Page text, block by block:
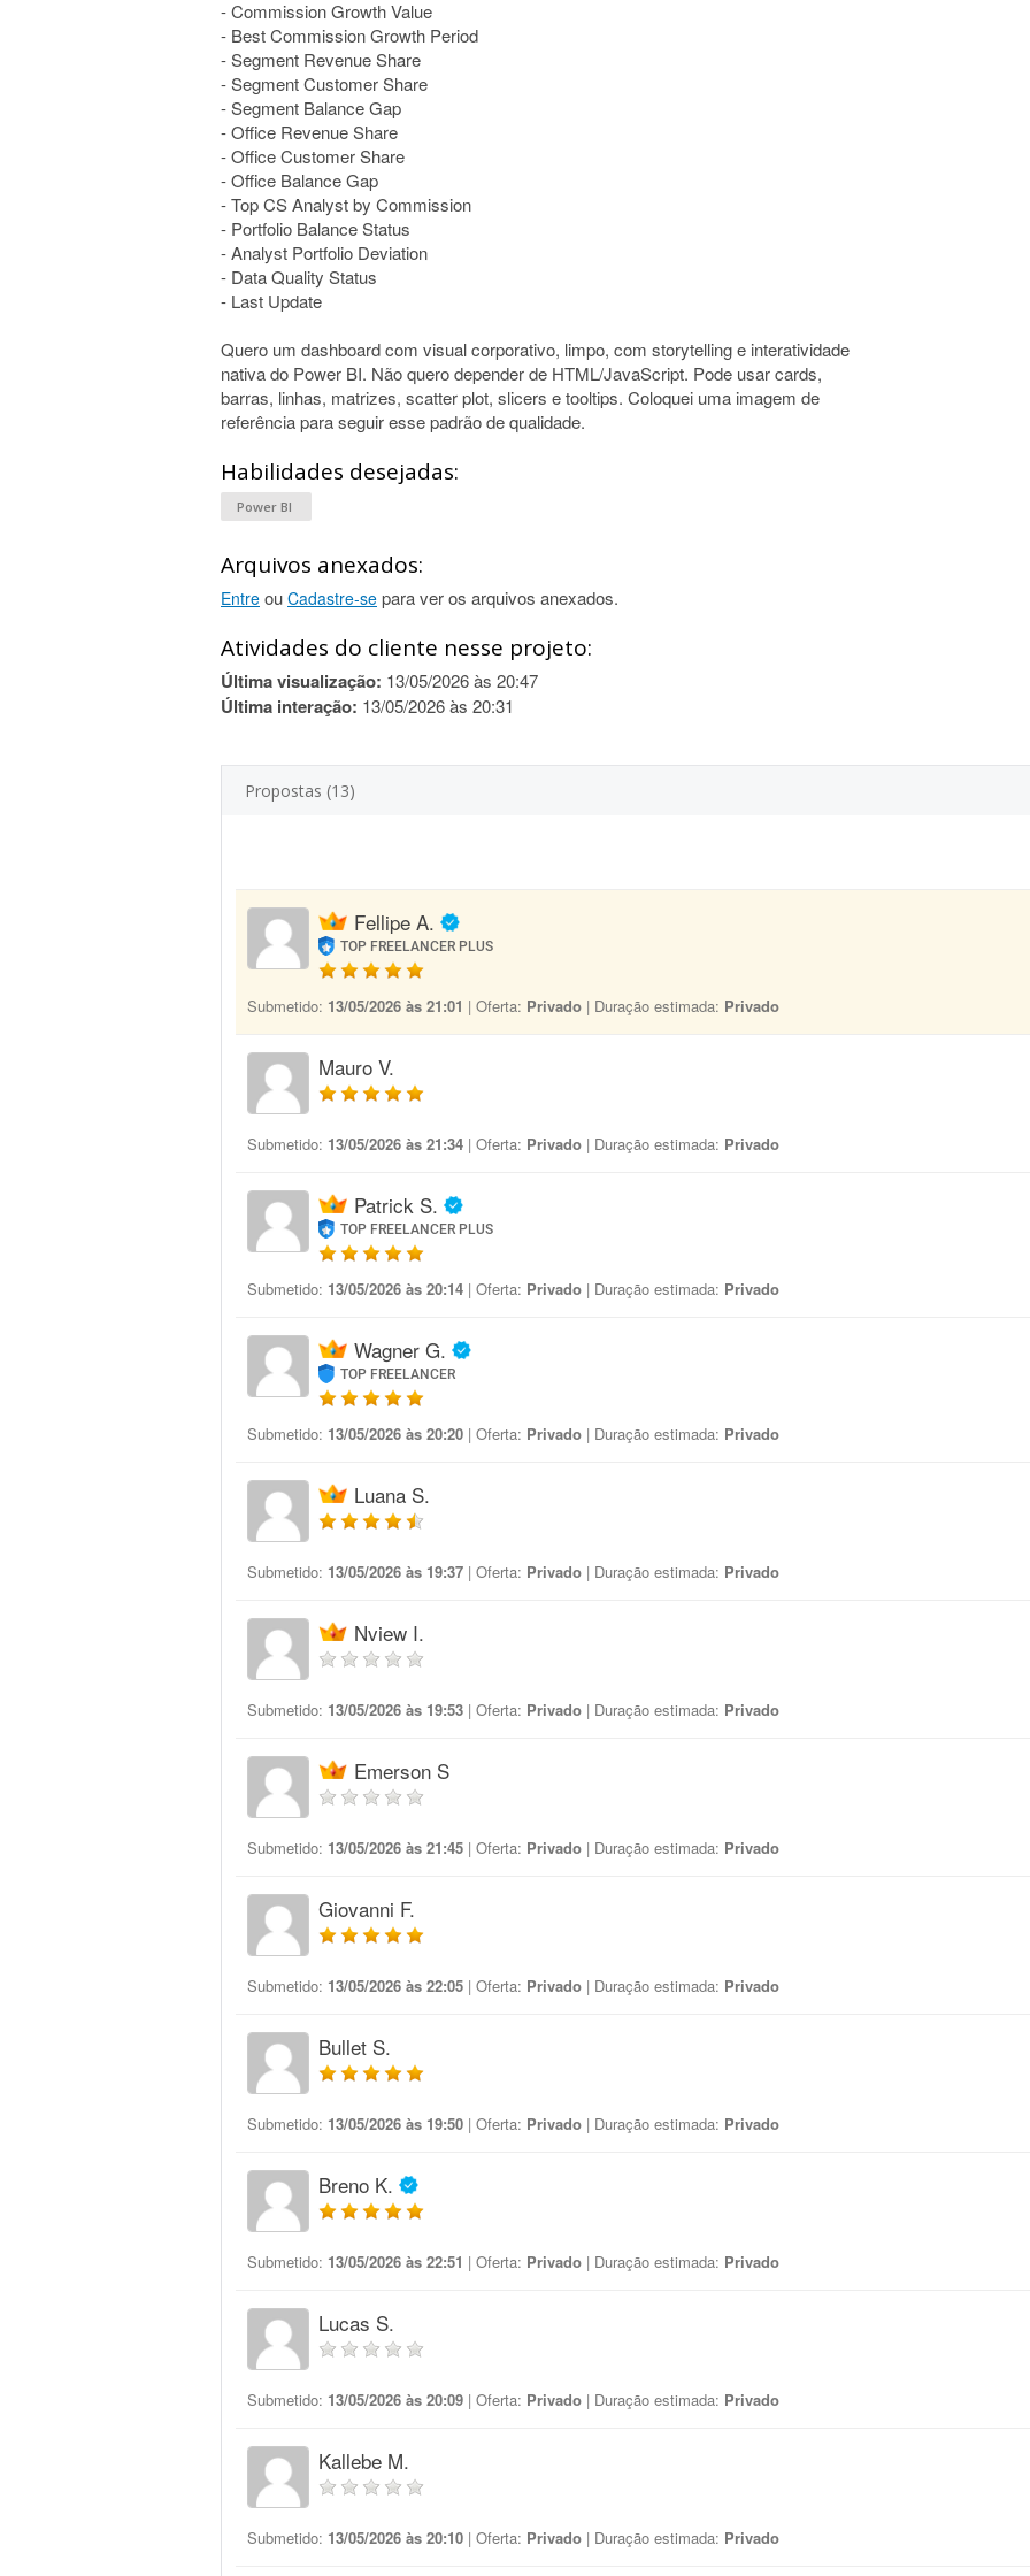
- Commission Growth Value
- Best Commission Growth Period
- Segment Revenue Share
- Segment Customer Share
- Segment Balance Gap
- Office Revenue Share
- Office Customer Share
- Office Balance Gap
- Top CS Analyst by Commission
- Portfolio Balance Status
- Analyst Portfolio Deviation
- Data Quality Status
- Last Update
Quero um dashboard com visual corporativo, limpo, com storytelling e interatividade
nativa do Power BI. Não quero depender de HTML/JavaScript. Pode usar cards,
barras, linhas, matrizes, scatter plot, slicers e tooltips. Coloquei uma imagem de
referência para seguir esse padrão de qualidade.
Habilidades desejadas:
Power BI
Arquivos anexados:
Entre ou Cadastre-se para ver os arquivos anexados.
Atividades do cliente nesse projeto:
Última visualização: 13/05/2026 às 20:47
Última interação: 13/05/2026 às 20:31
Propostas (13)
Fellipe A.
TOP FREELANCER PLUS
Submetido: 13/05/2026 às 21:01 | Oferta: Privado | Duração estimada: Privado
Mauro V.
Submetido: 13/05/2026 às 21:34 | Oferta: Privado | Duração estimada: Privado
Patrick S.
TOP FREELANCER PLUS
Submetido: 13/05/2026 às 20:14 | Oferta: Privado | Duração estimada: Privado
Wagner G.
TOP FREELANCER
Submetido: 13/05/2026 às 20:20 | Oferta: Privado | Duração estimada: Privado
Luana S.
Submetido: 13/05/2026 às 19:37 | Oferta: Privado | Duração estimada: Privado
Nview I.
Submetido: 13/05/2026 às 19:53 | Oferta: Privado | Duração estimada: Privado
Emerson S
Submetido: 13/05/2026 às 21:45 | Oferta: Privado | Duração estimada: Privado
Giovanni F.
Submetido: 13/05/2026 às 22:05 | Oferta: Privado | Duração estimada: Privado
Bullet S.
Submetido: 13/05/2026 às 19:50 | Oferta: Privado | Duração estimada: Privado
Breno K.
Submetido: 13/05/2026 às 22:51 | Oferta: Privado | Duração estimada: Privado
Lucas S.
Submetido: 13/05/2026 às 20:09 | Oferta: Privado | Duração estimada: Privado
Kallebe M.
Submetido: 13/05/2026 às 20:10 | Oferta: Privado | Duração estimada: Privado